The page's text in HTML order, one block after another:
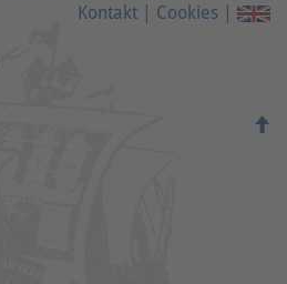
Kontakt
Cookies